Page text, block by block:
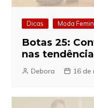
Dicas Moda
Botas 25:
nas
Debora 16 de